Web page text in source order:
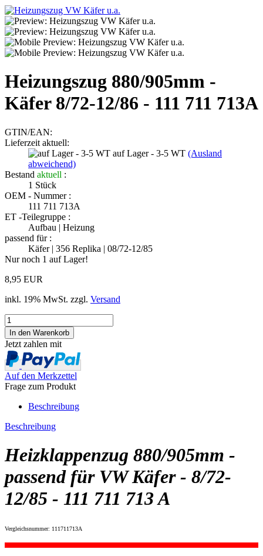
Heizungszug 880/905mm -
Käfer 8/72-12/86 - 111 711 713A
GTIN/EAN:
Lieferzeit aktuell:
auf Lager - 3-5 WT (Ausland
abweichend)
Bestand aktuell :
1 Stück
OEM - Nummer :
111 711 713A
ET -Teilegruppe :
Aufbau | Heizung
passend für :
Käfer | 356 Replika | 08/72-12/85
Nur noch 1 auf Lager!
8,95 EUR
inkl. 19% MwSt. zzgl. Versand
Jetzt zahlen mit
Auf den Merkzettel
Frage zum Produkt
Beschreibung
Beschreibung
Heizklappenzug 880/905mm -
passend für VW Käfer - 8/72-
12/85 - 111 711 713 A
Vergleichsnummer: 111711713A